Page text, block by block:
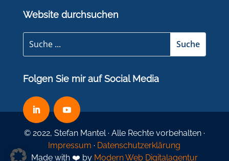
Website durchsuchen
Folgen Sie mir auf Social Media
© 2022, Stefan Mantel · Alle Rechte vorbehalten ·
Impressum · Datenschutzerklärung
Made with ❤️ by Modern Web Digitalagentur